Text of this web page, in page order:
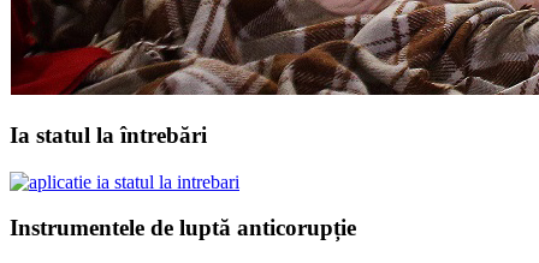
Ia statul la întrebări
Instrumentele de luptă anticorupție